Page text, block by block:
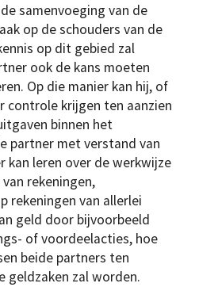
samenvoeging van de
op de schouders van de
op dit gebied zal
ook de kans moeten
Op die manier kan hij, of
controle krijgen ten aanzien
binnen het
partner met verstand van
kan leren over de werkwijze
rekeningen,
rekeningen van allerlei
geld door bijvoorbeeld
of voordeelacties, hoe
beide partners ten
geldzaken zal worden.